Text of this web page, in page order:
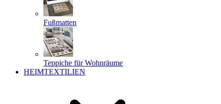
Fußmatten
Teppiche für Wohnräume
HEIMTEXTILIEN